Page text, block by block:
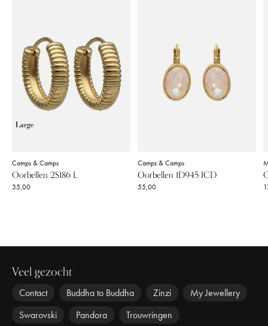
Camps & Camps
Oorbellen 2S186 L
35,00
Camps & Camps
Oorbellen 1D945 ICD
55,00
Veel gezocht
Contact Buddha to Buddha Zinzi
My Jewellery
Swarovski
Pandora
Trouwringen